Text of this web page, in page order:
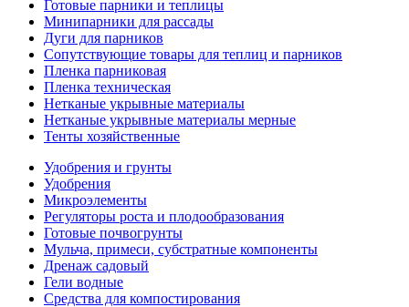
Готовые парники и теплицы
Минипарники для рассады
Дуги для парников
Сопутствующие товары для теплиц и парников
Пленка парниковая
Пленка техническая
Нетканые укрывные материалы
Нетканые укрывные материалы мерные
Тенты хозяйственные
Удобрения и грунты
Удобрения
Микроэлементы
Регуляторы роста и плодообразования
Готовые почвогрунты
Мульча, примеси, субстратные компоненты
Дренаж садовый
Гели водные
Средства для компостирования